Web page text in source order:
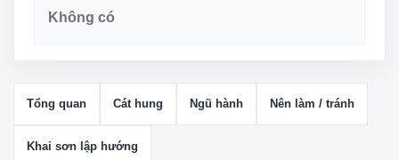
Không có
Tổng quan Cát hung Ngũ hành Nên làm / tránh
Khai sơn lập hướng